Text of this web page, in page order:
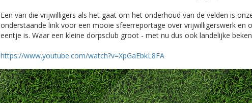
Een van die vrijwilligers als het gaat om het onderhoud van de velden is
onderstaande link voor een mooie sfeerreportage over vrijwilligerswerk en
eentje is. Waar een kleine dorpsclub groot - met nu dus ook landelijke
https://www.youtube.com/watch?v=XpGaEbkL8FA